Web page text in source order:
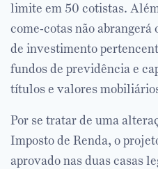
limite em 50 cotistas.
come-cotas não
de investimento
fundos de previdência e
títulos e valores
Por se tratar de uma
Imposto de Renda, o
aprovado nas duas casas